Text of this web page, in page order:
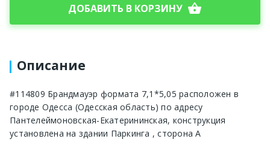
ДОБАВИТЬ В КОРЗИНУ shopping_basket
Описание
#114809 Брандмауэр формата 7,1*5,05 расположен в
городе Одесса (Одесская область) по адресу
Пантелеймоновская-Екатерининская, конструкция
установлена на здании Паркинга , сторона А